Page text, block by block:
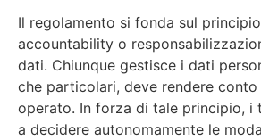
Il regolamento si fonda sul
accountability o
dati. Chiunque gestisce i dati
che particolari, deve rendere
operato. In forza di tale principio, i
a decidere autonomamente le